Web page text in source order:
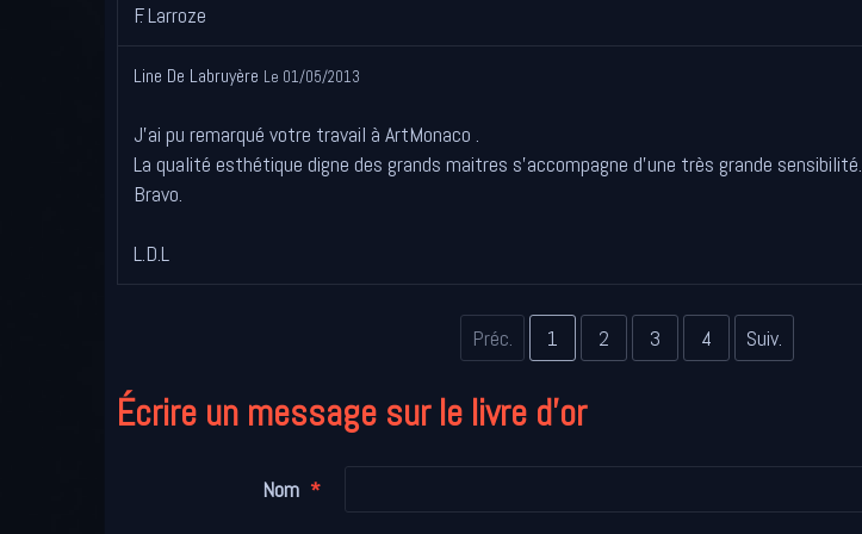
F. Larroze
Line De Labruyère Le 01/05/2013
J'ai pu remarqué votre travail à ArtMonaco .
La qualité esthétique digne des grands maitres s'accompagne d'une très grande sensibilité.
Bravo.
L.D.L
Préc. 1 2 3 4 Suiv.
Écrire un message sur le livre d'or
Nom